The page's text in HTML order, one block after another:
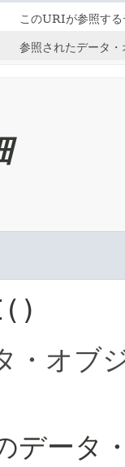
このURIが参照す
参照されたデータ
・オブ
データ